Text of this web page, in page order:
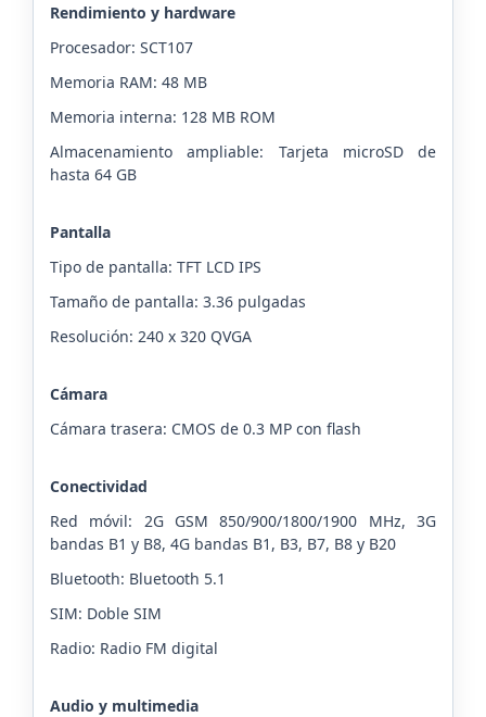
Rendimiento y hardware
Procesador: SCT107
Memoria RAM: 48 MB
Memoria interna: 128 MB ROM
Almacenamiento ampliable: Tarjeta microSD de
hasta 64 GB
Pantalla
Tipo de pantalla: TFT LCD IPS
Tamaño de pantalla: 3.36 pulgadas
Resolución: 240 x 320 QVGA
Cámara
Cámara trasera: CMOS de 0.3 MP con flash
Conectividad
Red móvil: 2G GSM 850/900/1800/1900 MHz, 3G
bandas B1 y B8, 4G bandas B1, B3, B7, B8 y B20
Bluetooth: Bluetooth 5.1
SIM: Doble SIM
Radio: Radio FM digital
Audio y multimedia